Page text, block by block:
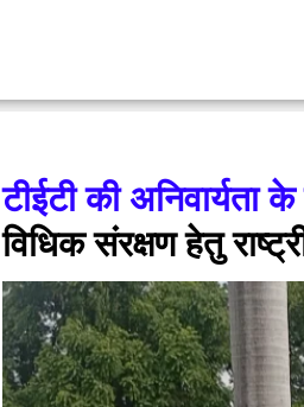
टीईटी की अनिवार्यता के
विधिक संरक्षण हेतु